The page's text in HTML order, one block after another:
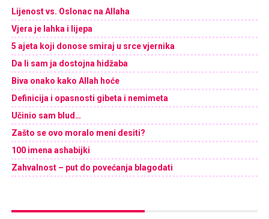
Lijenost vs. Oslonac na Allaha
Vjera je lahka i lijepa
5 ajeta koji donose smiraj u srce vjernika
Da li sam ja dostojna hidžaba
Biva onako kako Allah hoće
Definicija i opasnosti gibeta i nemimeta
Učinio sam blud…
Zašto se ovo moralo meni desiti?
100 imena ashabijki
Zahvalnost – put do povećanja blagodati